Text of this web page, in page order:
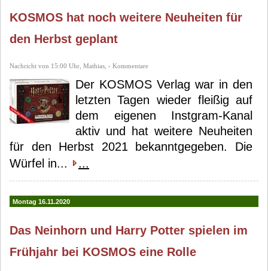
KOSMOS hat noch weitere Neuheiten für
den Herbst geplant
Nachricht von 15:00 Uhr, Mathias, - Kommentare
Der KOSMOS Verlag war in den
letzten Tagen wieder fleißig auf
dem eigenen Instgram-Kanal
aktiv und hat weitere Neuheiten
für den Herbst 2021 bekanntgegeben. Die
Würfel in...
...
Montag 16.11.2020
Das Neinhorn und Harry Potter spielen im
Frühjahr bei KOSMOS eine Rolle